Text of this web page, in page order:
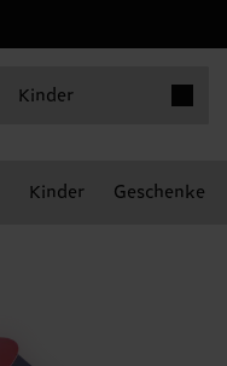
Kinder
Kinder Geschenke